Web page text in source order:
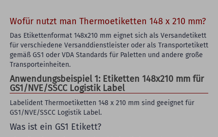
Wofür nutzt man Thermoetiketten 148 x 210 mm?
Das Etikettenformat 148x210 mm eignet sich als Versandetikett
für verschiedene Versanddienstleister oder als Transportetikett
gemäß GS1 oder VDA Standards für Paletten und andere große
Transporteinheiten.
Anwendungsbeispiel 1: Etiketten 148x210 mm für
GS1/NVE/SSCC Logistik Label
Labelident Thermoetiketten 148 x 210 mm sind geeignet für
GS1/NVE/SSCC Logistik Label.
Was ist ein GS1 Etikett?